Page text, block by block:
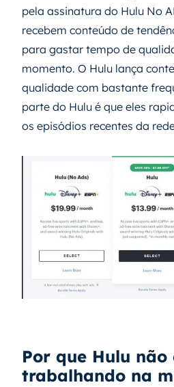
pela assinatura do Hulu No
recebem conteúdo de
para gastar tempo de
momento. O Hulu lança
qualidade com bastante
parte do Hulu é que eles
os episódios recentes da
Por que Hulu não
trabalhando na